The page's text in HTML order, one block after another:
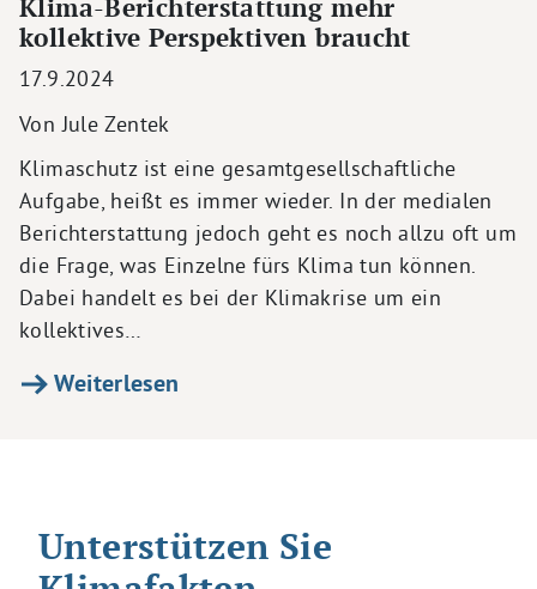
Klima-Berichterstattung mehr
kollektive Perspektiven braucht
17.9.2024
Von Jule Zentek
Klimaschutz ist eine gesamtgesellschaftliche
Aufgabe, heißt es immer wieder. In der medialen
Berichterstattung jedoch geht es noch allzu oft um
die Frage, was Einzelne fürs Klima tun können.
Dabei handelt es bei der Klimakrise um ein
kollektives…
Weiterlesen
Unterstützen Sie